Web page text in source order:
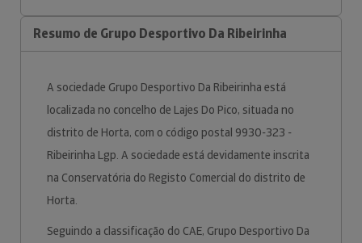
Resumo de Grupo Desportivo Da Ribeirinha
A sociedade Grupo Desportivo Da Ribeirinha está
localizada no concelho de Lajes Do Pico, situada no
distrito de Horta, com o código postal 9930-323 -
Ribeirinha Lgp. A sociedade está devidamente inscrita
na Conservatória do Registo Comercial do distrito de
Horta.
Seguindo a classificação do CAE, Grupo Desportivo Da